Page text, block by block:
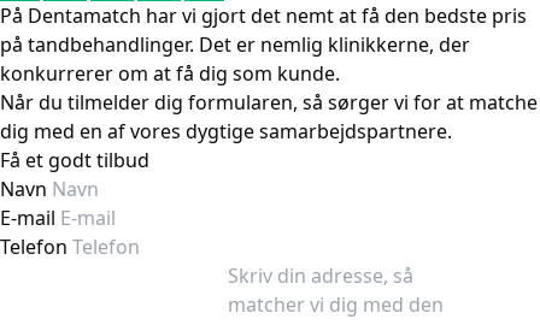
På Dentamatch har vi gjort det nemt at få den bedste pris
på tandbehandlinger. Det er nemlig klinikkerne, der
konkurrerer om at få dig som kunde.
Når du tilmelder dig formularen, så sørger vi for at matche
dig med en af vores dygtige samarbejdspartnere.
Få et godt tilbud
Navn
E-mail
Telefon